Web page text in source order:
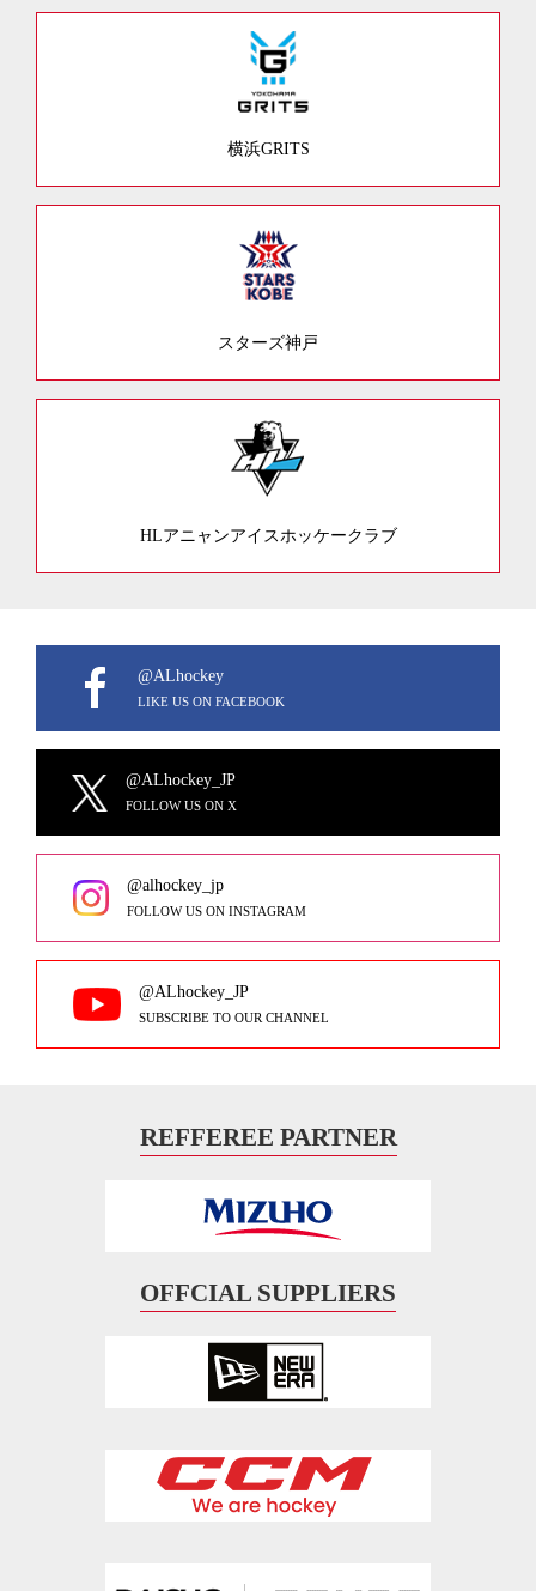
横浜GRITS
スターズ神戸
HLアニャンアイスホッケークラブ
@ALhockey
LIKE US ON FACEBOOK
@ALhockey_JP
FOLLOW US ON X
@alhockey_jp
FOLLOW US ON INSTAGRAM
@ALhockey_JP
SUBSCRIBE TO OUR CHANNEL
REFFEREE PARTNER
OFFCIAL SUPPLIERS